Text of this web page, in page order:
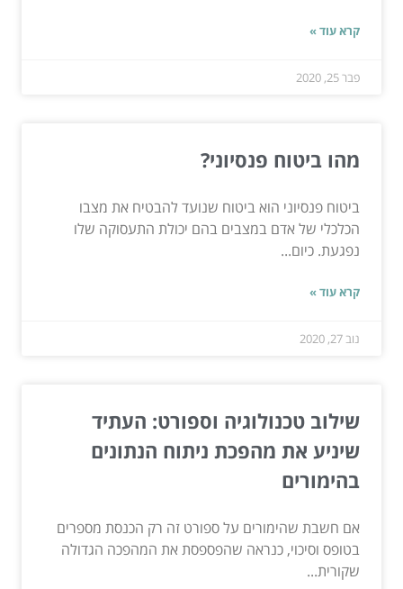
קרא עוד »
פבר 25, 2020
מהו ביטוח פנסיוני?
ביטוח פנסיוני הוא ביטוח שנועד להבטיח את מצבו
הכלכלי של אדם במצבים בהם יכולת התעסוקה שלו
נפגעת. כיום...
קרא עוד »
נוב 27, 2020
שילוב טכנולוגיה וספורט: העתיד
שיניע את מהפכת ניתוח הנתונים
בהימורים
אם חשבת שהימורים על ספורט זה רק הכנסת מספרים
בטופס וסיכוי, כנראה שהפספסת את המהפכה הגדולה
שקורית...